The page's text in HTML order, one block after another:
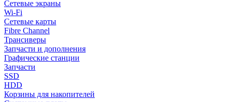
Сетевые экраны
Wi-Fi
Сетевые карты
Fibre Channel
Трансиверы
Запчасти и дополнения
Графические станции
Запчасти
SSD
HDD
Корзины для накопителей